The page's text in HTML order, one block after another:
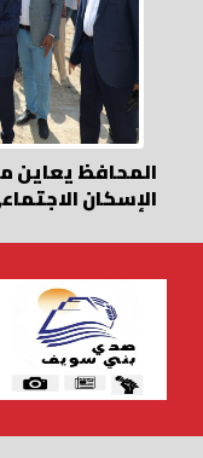
المحافظ يعاين
الإسكان